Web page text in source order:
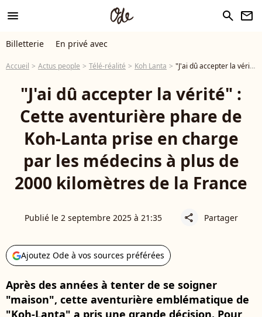
menu search newsletter
Billetterie En privé avec
Accueil Actus people Télé-réalité Koh Lanta "J'ai dû accepter la vérité" : Cette aventurière phare de Koh-Lanta prise en charge par les médecins à plus de 2000 kilomètres de la France
"J'ai dû accepter la vérité" :
Cette aventurière phare de
Koh-Lanta prise en charge
par les médecins à plus de
2000 kilomètres de la France
Publié le 2 septembre 2025 à 21:35 share Partager
Ajoutez Ode à vos sources préférées
Après des années à tenter de se soigner
"maison", cette aventurière emblématique de
"Koh-Lanta" a pris une grande décision. Pour